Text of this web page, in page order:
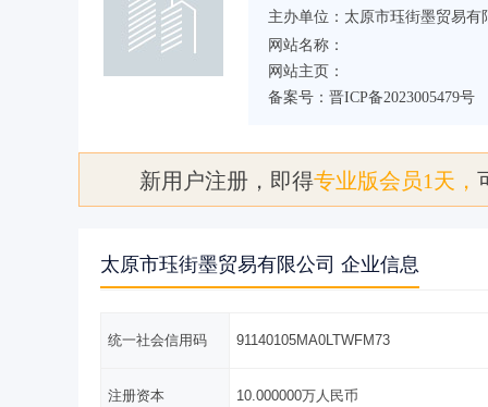
主办单位：太原市珏街墨贸易有
网站名称：
网站主页：
备案号：晋ICP备2023005479号
新用户注册，即得专业版会员1天，
太原市珏街墨贸易有限公司 企业信息
统一社会信用码 91140105MA0LTWFM73
注册资本 10.000000万人民币